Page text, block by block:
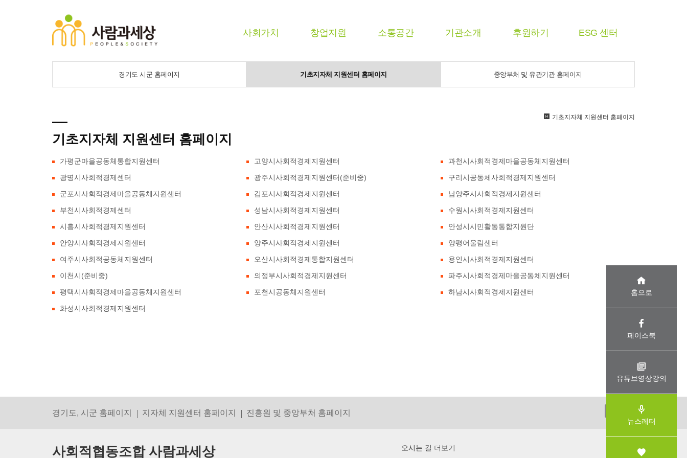
사회가치 창업지원 소통공간 기관소개 후원하기 ESG 센터
경기도 시군 홈페이지 기초지자체 지원센터 홈페이지 중앙부처 및 유관기관 홈페이지
기초지자체 지원센터 홈페이지
기초지자체 지원센터 홈페이지
가평군마을공동체통합지원센터 고양시사회적경제지원센터
과천시사회적경제마을공동체지원센터
광명시사회적경제센터
광주시사회적경제지원센터(준비중)
구리시공동체사회적경제지원센터
군포시사회적경제마을공동체지원센터
김포시사회적경제지원센터
남양주시사회적경제지원센터
부천시사회적경제센터
성남시사회적경제지원센터
수원시사회적경제지원센터
시흥시사회적경제지원센터
안산시사회적경제지원센터
안성시시민활동통합지원단
안양시사회적경제지원센터
양주시사회적경제지원센터
양평어울림센터
여주시사회적공동체지원센터
오산시사회적경제통합지원센터
용인시사회적경제지원센터
이천시(준비중)
의정부시사회적경제지원센터
파주시사회적경제마을공동체지원센터
평택시사회적경제마을공동체지원센터
포천시공동체지원센터
하남시사회적경제지원센터
화성시사회적경제지원센터
홈으로
페이스북
유튜브영상강의
뉴스레터
경기도, 시군 홈페이지 지자체 지원센터 홈페이지 진흥원 및 중앙부처 홈페이지
사회적협동조합 사람과세상 오시는 길 더보기